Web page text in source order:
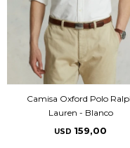
Camisa Oxford Polo
Lauren - Blanco
USD 159,00